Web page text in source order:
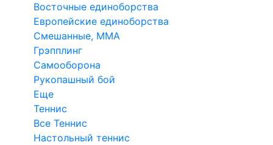
Восточные единоборства
Европейские единоборства
Смешанные, ММА
Грэпплинг
Самооборона
Рукопашный бой
Еще
Теннис
Все Теннис
Настольный теннис